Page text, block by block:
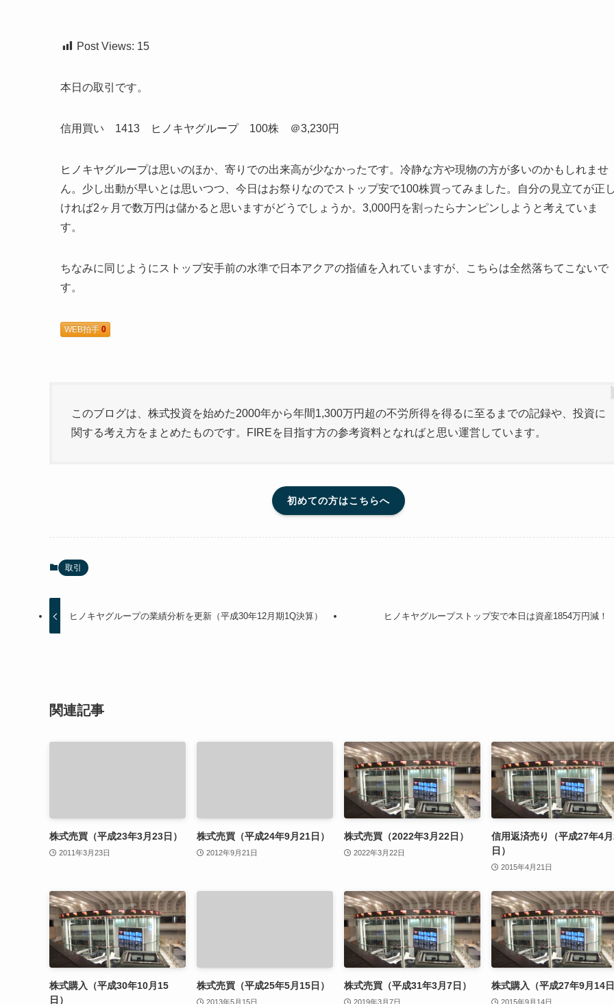
Post Views: 15
本日の取引です。
信用買い 1413 ヒノキヤグループ 100株 ＠3,230円
ヒノキヤグループは思いのほか、寄りでの出来高が少なかったです。冷静な方や現物の方が多いのかもしれませ
ん。少し出動が早いとは思いつつ、今日はお祭りなのでストップ安で100株買ってみました。自分の見立てが正
ければ2ヶ月で数万円は儲かると思いますがどうでしょうか。3,000円を割ったらナンピンしようと考えていま
す。
ちなみに同じようにストップ安手前の水準で日本アクアの指値を入れていますが、こちらは全然落ちてこないで
す。
WEB拍手 0
このブログは、株式投資を始めた2000年から年間1,300万円超の不労所得を得るに至るまでの記録や、投資に
関する考え方をまとめたものです。FIREを目指す方の参考資料となればと思い運営しています。
初めての方はこちらへ
取引
ヒノキヤグループの業績分析を更新（平成30年12月期1Q決算） ヒノキヤグループストップ安で本日は資産1854万円減！
関連記事
株式売買（平成23年3月23日）
2011年3月23日
株式売買（平成24年9月21日）
2012年9月21日
株式売買（2022年3月22日）
2022年3月22日
信用返済売り（平成27年4
日）
2015年4月21日
株式購入（平成30年10月15
日）
株式売買（平成25年5月15日）
2013年5月15日
株式売買（平成31年3月7日）
2019年3月7日
株式購入（平成27年9月14
2015年9月14日